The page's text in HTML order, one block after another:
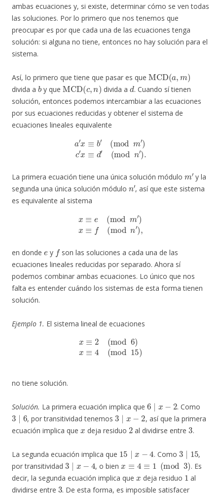
ambas ecuaciones y, si existe, determinar cómo se ven todas
las soluciones. Por lo primero que nos tenemos que
preocupar es por que cada una de las ecuaciones tenga
solución: si alguna no tiene, entonces no hay solución para el
sistema.
Así, lo primero que tiene que pasar es que
MCD a
divida a
b
y que
MCD(c, n)
divida a
d
. Cuando sí tienen
solución, entonces podemos intercambiar a las ecuaciones
por sus ecuaciones reducidas y obtener el sistema de
ecuaciones lineales equivalente
b′(modm )c′x≡d ′(mod
La primera ecuación tiene una única solución módulo
′
y la
segunda una única solución módulo
n′
, así que este sistema
es equivalente al sistema
(mod ′)x≡f( mod
en donde y
son las soluciones a cada una de las
ecuaciones lineales reducidas por separado. Ahora sí
podemos combinar ambas ecuaciones. Lo único que nos
falta es entender cuándo los sistemas de esta forma tienen
solución.
Ejemplo 1. El sistema lineal de ecuaciones
2(mod x≡4(mod
no tiene solución.
Solución. La primera ecuación implica que
6 ∣
. Como
3∣6
, por transitividad tenemos
3∣x−2
, así que la primera
ecuación implica que
x
deja residuo
2
al dividirse entre
3
.
La segunda ecuación implica que
15 ∣
. Como
3 ∣ 15
,
por transitividad
3∣x −4
, o bien
x≡ 4≡ mod3)
. Es
decir, la segunda ecuación implica que
x
deja residuo
1
al
dividirse entre
3
. De esta forma, es imposible satisfacer